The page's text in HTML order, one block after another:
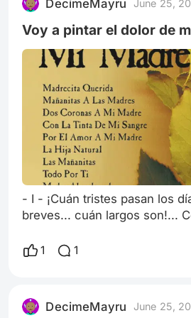
DecimeMayru June 25,
Voy a pintar el dolor de
- I - ¡Cuán tristes pasan los
breves... cuán largos son!...
cual vaga sombra
vuelto el sol! ¡Era un tiempo
ese tiempo pasó. Hoy, como
1 1
DecimeMayru June 25,